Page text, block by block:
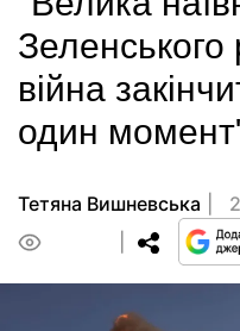
війна
один
Тетяна Вишневська